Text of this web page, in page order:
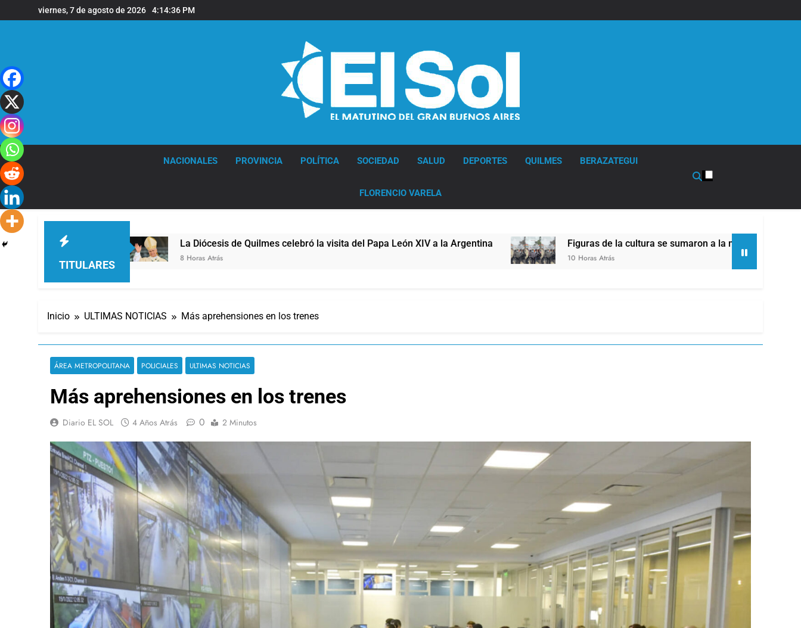
al
viernes, 7 de agosto de 2026 4:14:37 PM
NACIONALES PROVINCIA POLÍTICA SOCIEDAD SALUD DEPORTES QUILMES BERAZATEGUI
FLORENCIO VARELA
TITULARES
La Diócesis de Quilmes celebró la visita del Papa León XIV a la Argentina
8 Horas Atrás
Figuras de la cultura se sumaron a la marcha frente al Congreso contra
10 Horas Atrás
Inicio ULTIMAS NOTICIAS Más aprehensiones en los trenes
ÁREA METROPOLITANA POLICIALES ULTIMAS NOTICIAS
Más aprehensiones en los trenes
Diario EL SOL 4 Años Atrás 0 2 Minutos